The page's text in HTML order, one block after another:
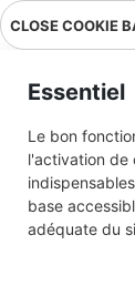
CLOSE COOKIE
Essentiel
Le bon
l'activation de
base
adéquate du